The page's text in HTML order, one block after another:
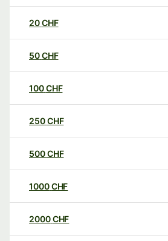
20CHF
50CHF
100CHF
250CHF
500CHF
1000CHF
2000CHF